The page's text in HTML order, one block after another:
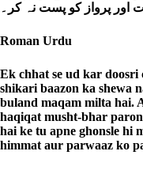
Roman Urdu
Ek chhat se ud kar
shikari baazon ka shewa
buland maqam milta hai.
haqiqat musht-bhar
hai ke tu apne ghonsle hi
himmat aur parwaaz ko